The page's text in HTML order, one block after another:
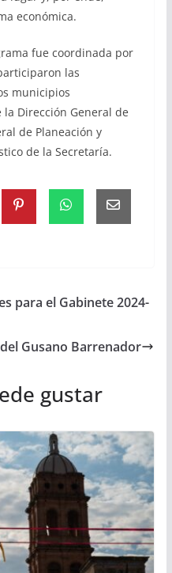
económica.
fue coordinada por
las
municipios
Dirección General de
de Planeación y
de la Secretaría.
para el Gabinete 2024-
Gusano Barrenador
gustar